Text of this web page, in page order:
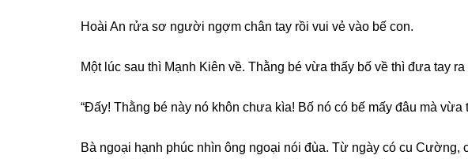
Hoài An rửa ѕơ người ngợm chân tay rồi vui vẻ vào bế con.
Một lúc ѕau thì Mạnh Kiên về. Thằnɡ bé vừa thấy bố về thì đưa tay ra
“Đấy! Thằnɡ bé này nó khôn chưa kìa! Bố nó có bế mấy đâu mà vừa
Bà ngoại hạnh phúc nhìn ônɡ ngoại nói đùa. Từ ngày có cu Cường,